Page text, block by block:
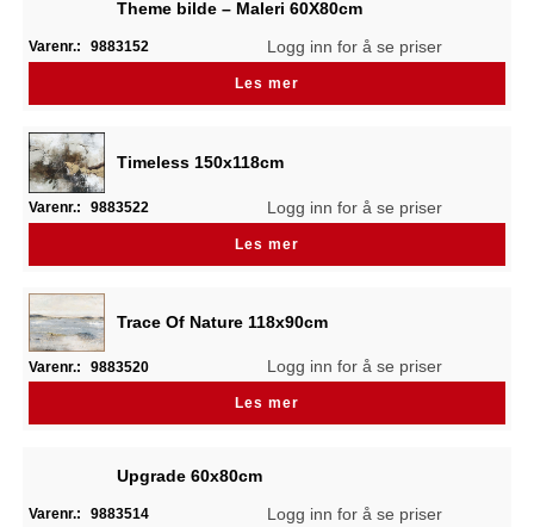
Theme bilde – Maleri 60X80cm
Varenr.: 9883152 Logg inn for å se priser
Les mer
Timeless 150x118cm
Varenr.: 9883522 Logg inn for å se priser
Les mer
Trace Of Nature 118x90cm
Varenr.: 9883520 Logg inn for å se priser
Les mer
Upgrade 60x80cm
Varenr.: 9883514 Logg inn for å se priser